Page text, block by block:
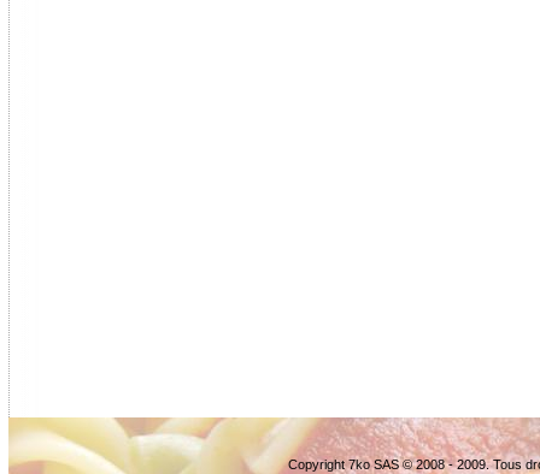
Copyright 7ko SAS © 2008 - 2009. Tous